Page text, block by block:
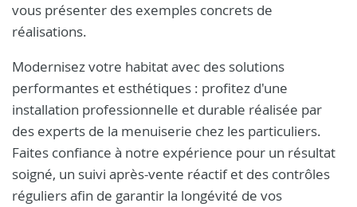
vous présenter des exemples concrets de
réalisations.
Modernisez votre habitat avec des solutions
performantes et esthétiques : profitez d'une
installation professionnelle et durable réalisée par
des experts de la menuiserie chez les particuliers.
Faites confiance à notre expérience pour un résultat
soigné, un suivi après-vente réactif et des contrôles
réguliers afin de garantir la longévité de vos